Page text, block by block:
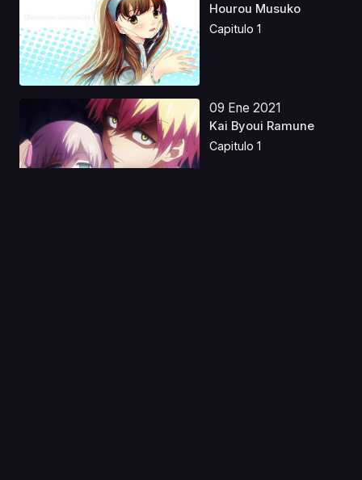
Hourou Musuko
Capitulo 1
09 Ene 2021
Kai Byoui Ramune
Capitulo 1